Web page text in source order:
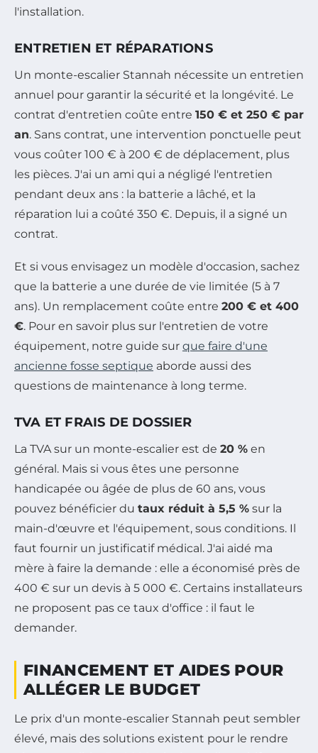
l'installation.
ENTRETIEN ET RÉPARATIONS
Un monte-escalier Stannah nécessite un entretien
annuel pour garantir la sécurité et la longévité. Le
contrat d'entretien coûte entre 150 € et 250 € par
an. Sans contrat, une intervention ponctuelle peut
vous coûter 100 € à 200 € de déplacement, plus
les pièces. J'ai un ami qui a négligé l'entretien
pendant deux ans : la batterie a lâché, et la
réparation lui a coûté 350 €. Depuis, il a signé un
contrat.
Et si vous envisagez un modèle d'occasion, sachez
que la batterie a une durée de vie limitée (5 à 7
ans). Un remplacement coûte entre 200 € et 400
€. Pour en savoir plus sur l'entretien de votre
équipement, notre guide sur que faire d'une
ancienne fosse septique aborde aussi des
questions de maintenance à long terme.
TVA ET FRAIS DE DOSSIER
La TVA sur un monte-escalier est de 20 % en
général. Mais si vous êtes une personne
handicapée ou âgée de plus de 60 ans, vous
pouvez bénéficier du taux réduit à 5,5 % sur la
main-d'œuvre et l'équipement, sous conditions. Il
faut fournir un justificatif médical. J'ai aidé ma
mère à faire la demande : elle a économisé près de
400 € sur un devis à 5 000 €. Certains installateurs
ne proposent pas ce taux d'office : il faut le
demander.
FINANCEMENT ET AIDES POUR
ALLÉGER LE BUDGET
Le prix d'un monte-escalier Stannah peut sembler
élevé, mais des solutions existent pour le rendre